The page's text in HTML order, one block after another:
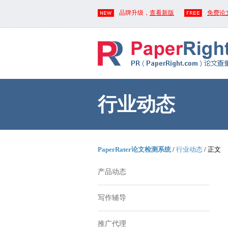
品牌升级， 查看新版 免费论
行业动态
PaperRater论文检测系统/ 行业动态 / 正文
产品动态
写作辅导
推广代理